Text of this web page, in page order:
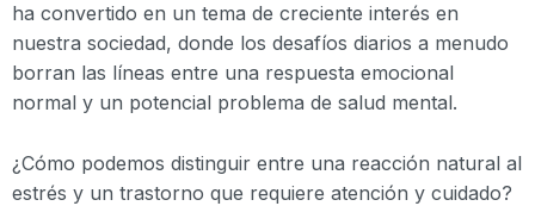
ha convertido en un tema de creciente interés en
nuestra sociedad, donde los desafíos diarios a menudo
borran las líneas entre una respuesta emocional
normal y un potencial problema de salud mental.
¿Cómo podemos distinguir entre una reacción natural al
estrés y un trastorno que requiere atención y cuidado?